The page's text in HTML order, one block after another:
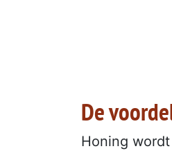
De
Honing